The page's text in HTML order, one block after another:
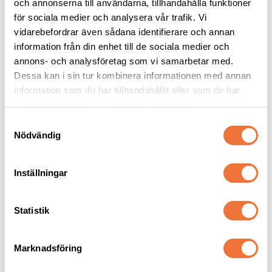
och annonserna till användarna, tillhandahålla funktioner
för sociala medier och analysera vår trafik. Vi
vidarebefordrar även sådana identifierare och annan
information från din enhet till de sociala medier och
annons- och analysföretag som vi samarbetar med.
Dessa kan i sin tur kombinera informationen med annan
information som du har tillhandahållit eller som de har
samlat in när du har använt deras tjänster.
Nödvändig
Inställningar
Statistik
Marknadsföring
Torkad råhud och oxkött
15kr 89kr